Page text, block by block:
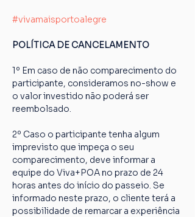
#vivamaisportoalegre
POLÍTICA DE CANCELAMENTO
1º Em caso de não comparecimento do
participante, consideramos no-show e
o valor investido não poderá ser
reembolsado.
2º Caso o participante tenha algum
imprevisto que impeça o seu
comparecimento, deve informar a
equipe do Viva+POA no prazo de 24
horas antes do início do passeio. Se
informado neste prazo, o cliente terá a
possibilidade de remarcar a experiência